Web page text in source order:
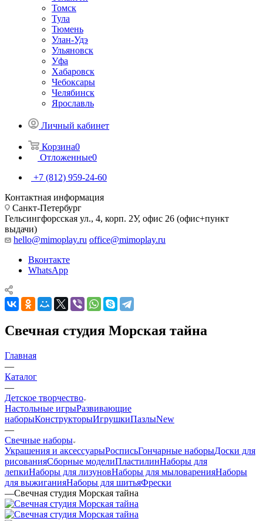
Томск
Тула
Тюмень
Улан-Удэ
Ульяновск
Уфа
Хабаровск
Чебоксары
Челябинск
Ярославль
Личный кабинет
Корзина0
Отложенные0
+7 (812) 959-24-60
Контактная информация
Санкт-Петербург
Гельсингфорсская ул., 4, корп. 2У, офис 26 (офис+пункт
выдачи)
hello@mimoplay.ru office@mimoplay.ru
Вконтакте
WhatsApp
Свечная студия Морская тайна
Главная
—
Каталог
—
Детское творчество
Настольные игрыРазвивающие
наборыКонструкторыИгрушкиПазлыNew
—
Свечные наборы
Украшения и аксессуарыРосписьГончарные наборыДоски для
рисованияСборные моделиПластилинНаборы для
лепкиНаборы для лизуновНаборы для мыловаренияНаборы
для выжиганияНаборы для шитьяФрески
—Свечная студия Морская тайна